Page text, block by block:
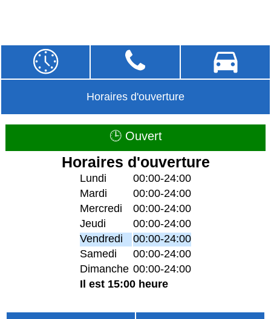
Horaires d'ouverture
🕒 Ouvert
Horaires d'ouverture
Lundi
00:00-24:00
Mardi
00:00-24:00
Mercredi
00:00-24:00
Jeudi
00:00-24:00
Vendredi
00:00-24:00
Samedi
00:00-24:00
Dimanche 00:00-24:00
Il est 15:00 heure